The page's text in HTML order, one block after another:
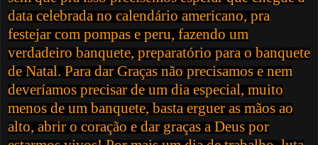
data celebrada no calendário americano, pra
festejar com pompas e peru, fazendo um
verdadeiro banquete, preparatório para o banquete
de Natal. Para dar Graças não precisamos e nem
deveríamos precisar de um dia especial, muito
menos de um banquete, basta erguer as mãos ao
alto, abrir o coração e dar graças a Deus por